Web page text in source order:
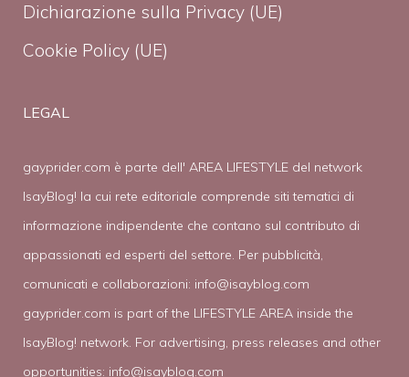
Dichiarazione sulla Privacy (UE)
Cookie Policy (UE)
LEGAL
gayprider.com è parte dell' AREA LIFESTYLE del network
IsayBlog! la cui rete editoriale comprende siti tematici di
informazione indipendente che contano sul contributo di
appassionati ed esperti del settore. Per pubblicità,
comunicati e collaborazioni: info@isayblog.com
gayprider.com is part of the LIFESTYLE AREA inside the
IsayBlog! network. For advertising, press releases and other
opportunities: info@isayblog.com